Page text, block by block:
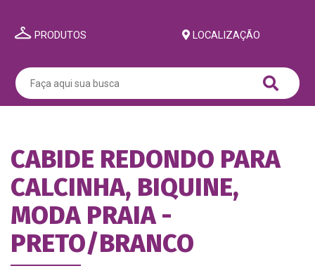
PRODUTOS LOCALIZAÇÃO
CABIDE REDONDO PARA
CALCINHA, BIQUINE,
MODA PRAIA -
PRETO/BRANCO